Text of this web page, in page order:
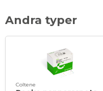
Andra typer
Coltene